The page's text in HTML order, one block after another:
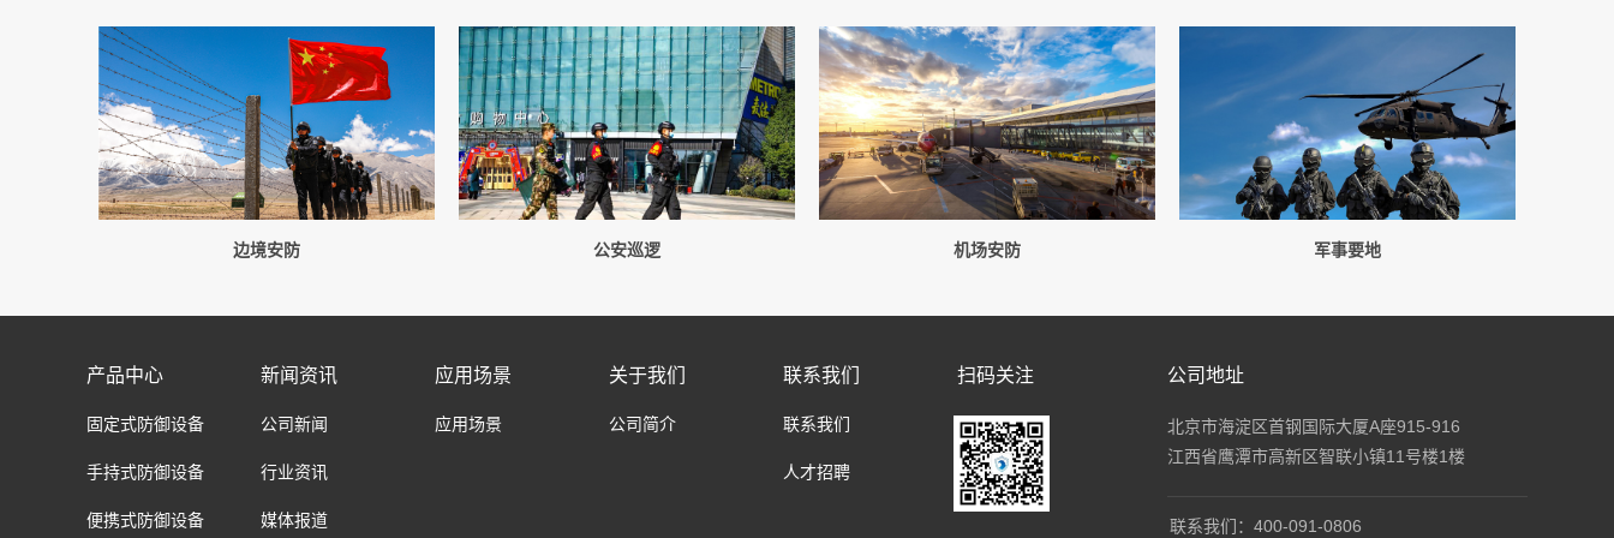
边境安防 公安巡逻 机场安防 军事要地
产品中心
固定式防御设备
手持式防御设备
便携式防御设备
新闻资讯
公司新闻
行业资讯
媒体报道
应用场景
应用场景
关于我们
公司简介
联系我们
联系我们
人才招聘
扫码关注 公司地址
北京市海淀区首钢国际大厦A座915-916
江西省鹰潭市高新区智联小镇11号楼1楼
联系我们：400-091-0806